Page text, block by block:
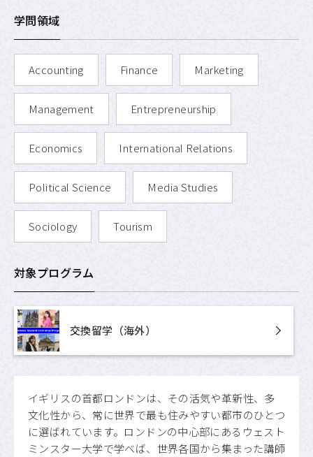
学問領域
Accounting Finance Marketing
Management Entrepreneurship
Economics International Relations
Political Science Media Studies
Sociology Tourism
対象プログラム
交換留学（海外）
イギリスの首都ロンドンは、その活気や革新性、多
文化性から、常に世界で最も住みやすい都市のひとつ
に選ばれています。ロンドンの中心部にあるウェスト
ミンスター大学で学べば、世界各国から集まった講師